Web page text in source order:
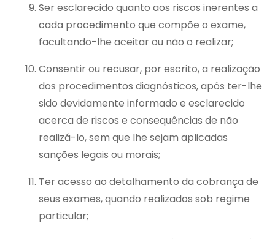
Ser esclarecido quanto aos riscos inerentes a
cada procedimento que compõe o exame,
facultando-lhe aceitar ou não o realizar;
Consentir ou recusar, por escrito, a realização
dos procedimentos diagnósticos, após ter-lhe
sido devidamente informado e esclarecido
acerca de riscos e consequências de não
realizá-lo, sem que lhe sejam aplicadas
sanções legais ou morais;
Ter acesso ao detalhamento da cobrança de
seus exames, quando realizados sob regime
particular;